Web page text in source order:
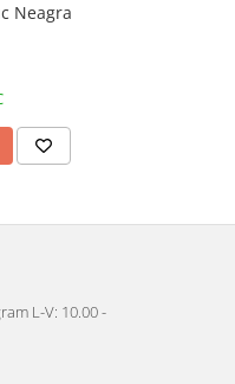
Neagra
L-V: 10.00 -